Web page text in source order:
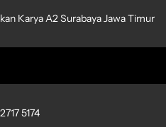
Karya A2 Surabaya Jawa Timur
5174